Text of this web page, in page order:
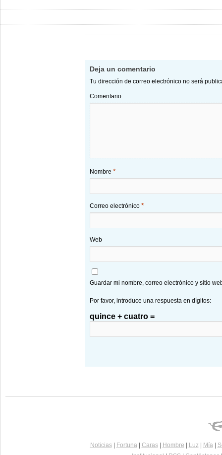
Deja un comentario
Tu dirección de correo electrónico no será
Comentario
Nombre *
Correo electrónico *
Web
Guardar mi nombre, correo electrónico y sitio
Por favor, introduce una respuesta en dígitos:
quince + cuatro =
Noticias| Fortuna| Caras| Hombre Luz| Mía|